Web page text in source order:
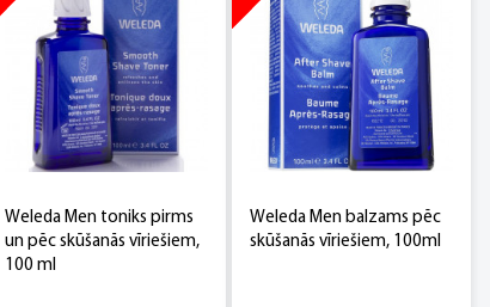
Weleda Men toniks pirms
un pēc skūšanās vīriešiem,
100 ml
Weleda Men balzams pēc
skūšanās vīriešiem, 100ml